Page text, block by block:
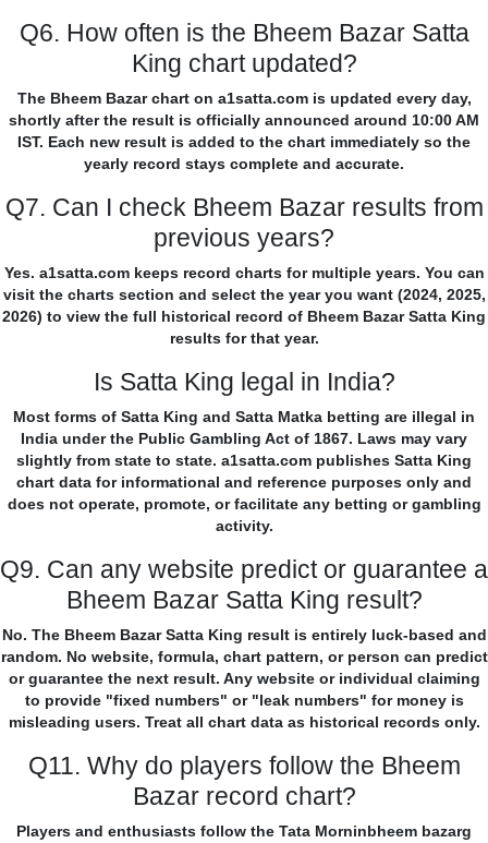
Q6. How often is the Bheem Bazar Satta
King chart updated?
The Bheem Bazar chart on a1satta.com is updated every day,
shortly after the result is officially announced around 10:00 AM
IST. Each new result is added to the chart immediately so the
yearly record stays complete and accurate.
Q7. Can I check Bheem Bazar results from
previous years?
Yes. a1satta.com keeps record charts for multiple years. You can
visit the charts section and select the year you want (2024, 2025,
2026) to view the full historical record of Bheem Bazar Satta King
results for that year.
Is Satta King legal in India?
Most forms of Satta King and Satta Matka betting are illegal in
India under the Public Gambling Act of 1867. Laws may vary
slightly from state to state. a1satta.com publishes Satta King
chart data for informational and reference purposes only and
does not operate, promote, or facilitate any betting or gambling
activity.
Q9. Can any website predict or guarantee a
Bheem Bazar Satta King result?
No. The Bheem Bazar Satta King result is entirely luck-based and
random. No website, formula, chart pattern, or person can predict
or guarantee the next result. Any website or individual claiming
to provide "fixed numbers" or "leak numbers" for money is
misleading users. Treat all chart data as historical records only.
Q11. Why do players follow the Bheem
Bazar record chart?
Players and enthusiasts follow the Tata Morninbheem bazarg